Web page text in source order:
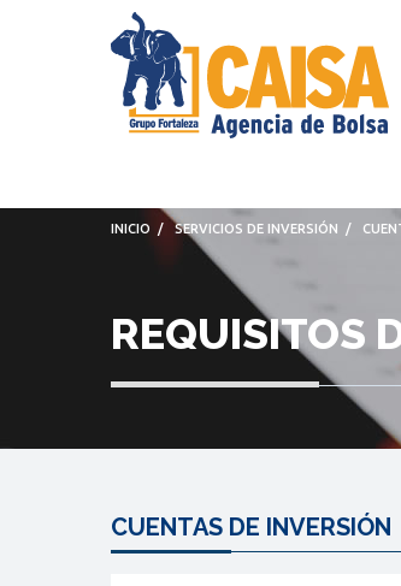
INICIO / SERVICIOS DE INVERSIÓN /
REQUISITOS
CUENTAS DE INVERSIÓN